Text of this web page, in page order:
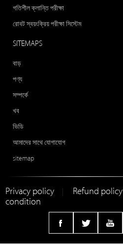
গতিশীল ক্লান্তি পরীক্ষা
রোবট স্বয়ংক্রিয় পরীক্ষা সিস্টেম
SITEMAPS
বাড়
পণ্য
সম্পর্কে
খব
ভিডি
আমাদের সাথে যোগাযোগ
sitemap
Privacy policy Refund policy
condition